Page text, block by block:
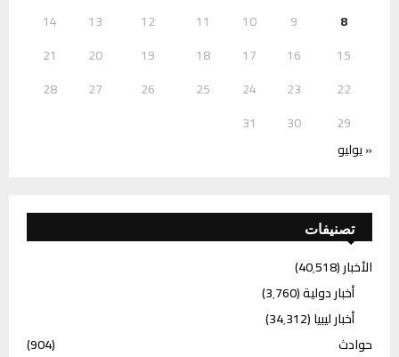
8
9
10
11
12
13
14
15
16
17
18
19
20
21
22
23
24
25
26
27
28
29
30
31
« يوليو
تصنيفات
الأخبار(40٬518)
أخبار دولية(3٬760)
أخبار ليبيا(34٬312)
حوادث
(904)